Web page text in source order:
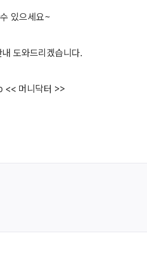
있으세요~
도와드리겠습니다.